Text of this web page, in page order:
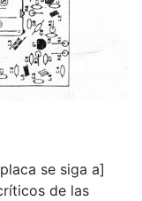
se siga a]
de las